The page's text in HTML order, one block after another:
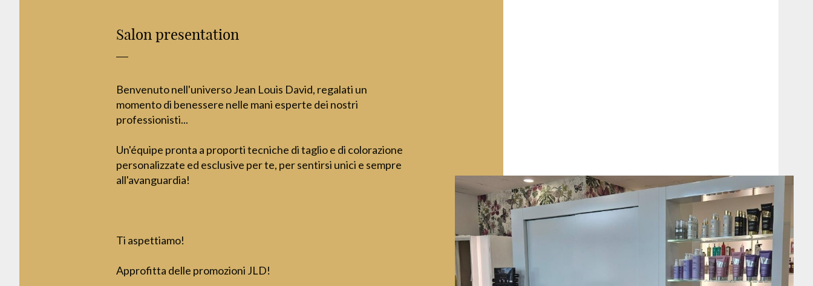
Salon presentation
Benvenuto nell'universo Jean Louis David, regalati un
momento di benessere nelle mani esperte dei nostri
professionisti...
Un'équipe pronta a proporti tecniche di taglio e di colorazione
personalizzate ed esclusive per te, per sentirsi unici e sempre
all'avanguardia!
Ti aspettiamo!
Approfitta delle promozioni JLD!